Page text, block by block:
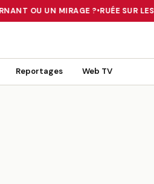
OU UN MIRAGE ? •RUÉE SUR
OU UN MIRAGE ?•RUÉE
Reportages Web TV